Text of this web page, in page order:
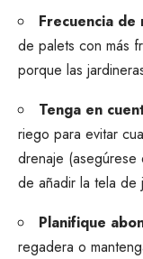
Frecuencia de
de palets con más
porque las
Tenga en
riego para evitar
drenaje
de añadir la tela de
Planifique
regadera o